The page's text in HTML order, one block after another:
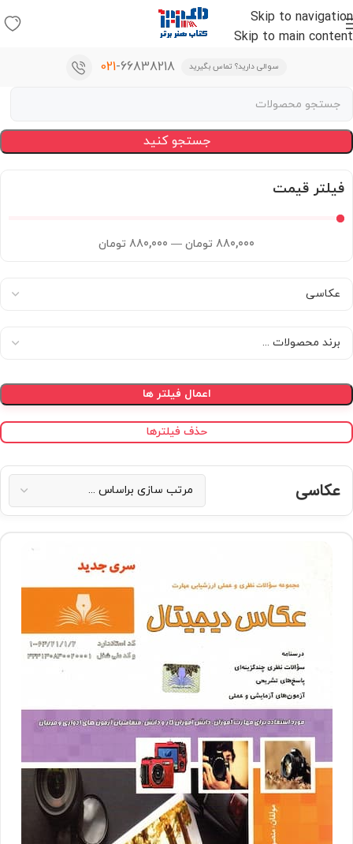
Skip to navigation
Skip to main content
سوالی دارید؟ تماس بگیرید 021-66838218
جستجو کنید
فیلتر قیمت
880,000 تومان —
880,000 تومان
اعمال فیلتر ها
حذف فیلترها
عکاسی